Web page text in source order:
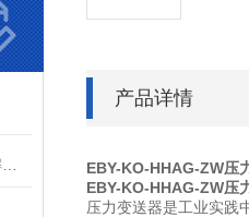
产品详情
EBY-KO-HHAG-ZW压
EBY-KO-HHAG-ZW压
压力变送器是工业实践